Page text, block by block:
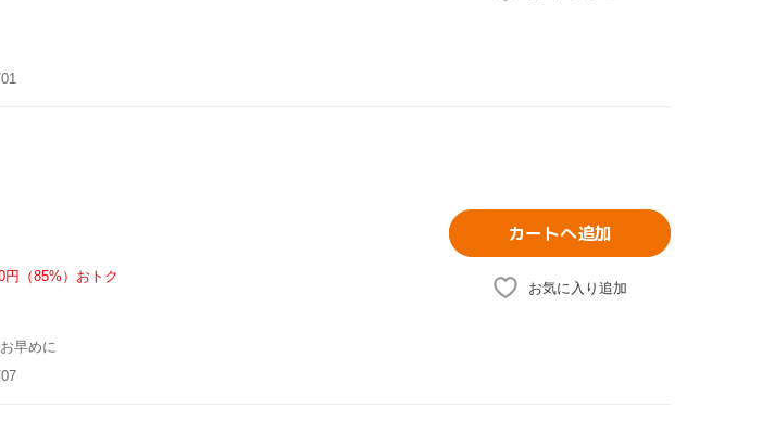
円（85%）おトク
早めに
カートへ追加
お気に入り追加